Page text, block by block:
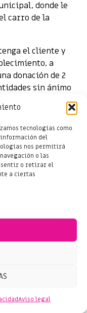
tecnologías como
información del
nos permitirá
o las
o retirar el
a ciertas
Aviso legal
donde le
carro de la
el cliente y
a
donación de 2
sin ánimo
su carro en
puedan
haciendo una
con los
le facilitarán
virtual apoyada
Salou y
sociales, con
y
un tercer